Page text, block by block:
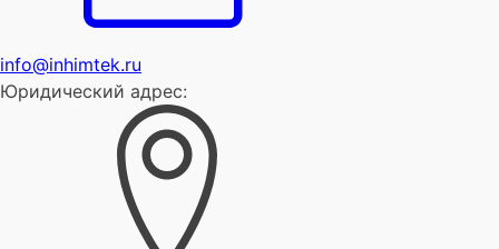
info@inhimtek.ru
Юридический адрес: